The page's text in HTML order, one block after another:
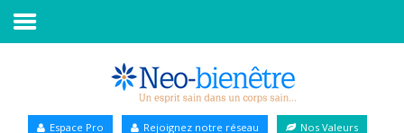
Annuaire Bien-être
Espace Pro Rejoignez notre réseau Nos Valeurs